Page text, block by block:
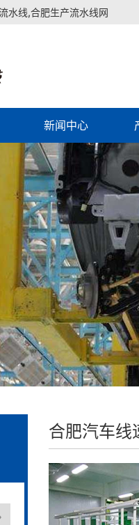
水线,合肥生产流水线网
新闻中心
合肥汽车线